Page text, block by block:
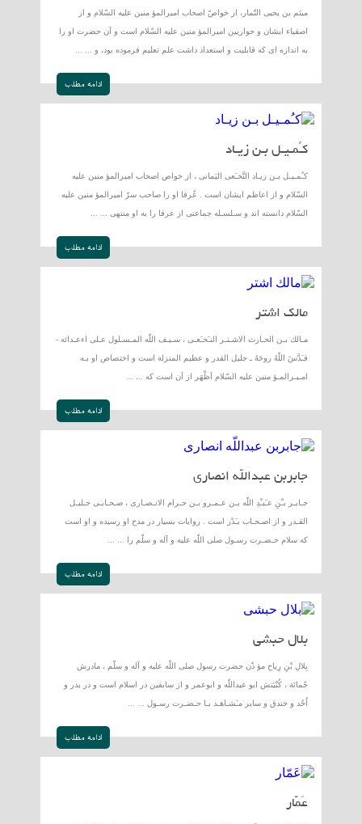
ميثم بن يحيى التّمار، از خواصّ اصحاب اميرالمؤ منين عليه السّلام و از
اصفياء ايشان و حواريين اميرالمؤ منين عليه السّلام است و آن حضرت او را
به اندازه اى كه قابليت و استعداد داشت علم تعليم فرموده بود، و ... ...
ادامه مطلب
كـُمـيـل بـن زيـاد
كـُمـيـل بـن زيـاد النَّخـَعى اليَمانى ، از خواص اصحاب اميرالمؤ منين عليه
السّلام و از اعاظم ايشان است . عُرفا او را صاحب سرّ اميرالمؤ منين عليه
السّلام دانسته اند و سـلسـله جماعتى از عرفا را به او منتهى ... ...
ادامه مطلب
مالك اشتر
مـالك بـن الحـارث الاشـتـر النـَخـَعـى ، سـيـف اللّه المـسـلول عـلى اءعـدائه -
قـَدَّسَ اللّهُ روحَهُ ـ جليل القدر و عظيم المنزلة است و اختصاص او بـه
امـيـرالمـؤ منين عليه السّلام اَظْهَر از آن است كه ... ...
ادامه مطلب
جابربن عبداللّه انصارى
جـابـر بـْنِ عـَبـْدِ اللّه بـن عـمـرو بـن حـرام الانـصـارى ، صـحـابـى جـليـل
القـدر و از اصـحـاب بـَدْر است . روايات بسيار در مدح او رسيده و او است
كه سلام حـضـرت رسـول صلى اللّه عليه و آله و سلّم را ... ...
ادامه مطلب
بلال حبشی
بِلالِ بْنِ رِياح مؤ ذّن حضرت رسول صلى اللّه عليه و آله و سلّم ، مادرش ‍
جُمانَة ، كُنْيَتش ابو عبداللّه و ابوعمر و از سابقين در اسلام است و در بدر و
اُحُد و خندق و ساير مـَشـاهـد بـا حـضـرت رسـول ... ...
ادامه مطلب
عَمّار